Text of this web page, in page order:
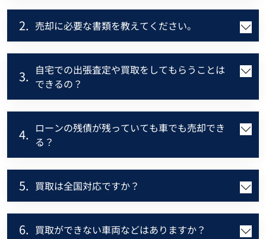
2. 売却に必要な書類を教えてください。
3. 自宅での出張査定や買取をしてもらうことは
できるの？
4. ローンの残債が残っていても車でも売却でき
る？
5. 買取は全国対応ですか？
6. 買取ができない車両などはありますか？